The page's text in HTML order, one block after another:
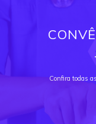
Confira todas